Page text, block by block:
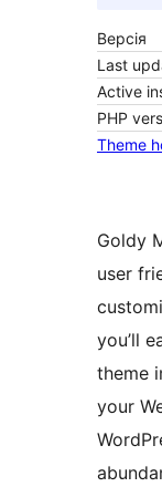
Версія
Last
Active
PHP
Theme
Goldy
user
you’ll
theme
your